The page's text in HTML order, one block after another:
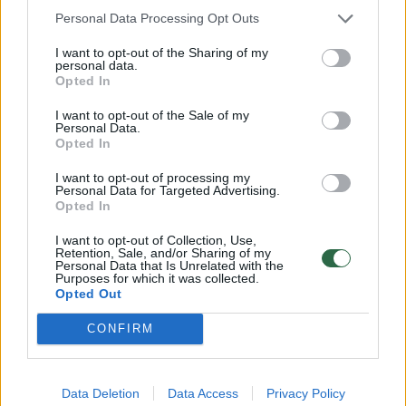
Personal Data Processing Opt Outs
I want to opt-out of the Sharing of my
personal data.
Opted In
I want to opt-out of the Sale of my
Personal Data.
Opted In
I want to opt-out of processing my
Personal Data for Targeted Advertising.
Opted In
I want to opt-out of Collection, Use,
Retention, Sale, and/or Sharing of my
Personal Data that Is Unrelated with the
Purposes for which it was collected.
Opted Out
CONFIRM
Data Deletion Data Access Privacy Policy
I. Šimonytė išlieka paslaptinga ŠMSM ministro klausimu:
Žinios | Lietuvos diena
00:07:53
Atsakė, kodėl kilo konfliktas tarp lietuvių literatūros
instituto ir ŠMSM: atskleidė, kokių priemonių imsis
Žinios | Lietuvos diena
Prezidento patarėjas patikslino dėl Vyriausybės
perkrovimo: nurodė dvi ministerijas
Laidos | Lietuva tiesiogiai
„Pusvalandis su Valatka“ 2024-05-03
Laidos | Pusvalandis su Valatka